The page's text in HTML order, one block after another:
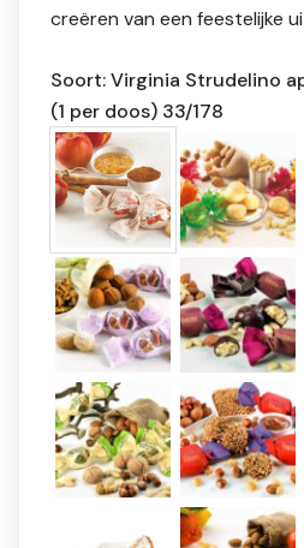
creëren van een feestelijke
Soort: Virginia Strudelino
(1 per doos) 33/178